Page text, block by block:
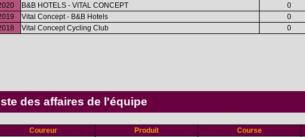
B&B HOTELS - VITAL CONCEPT
0
Vital Concept - B&B Hotels
0
Vital Concept Cycling Club 0
des affaires de l'équipe
Coureur Produit Course